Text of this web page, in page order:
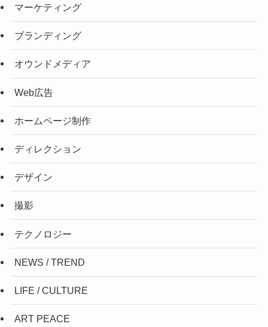
マーケティング
ブランディング
オウンドメディア
Web広告
ホームページ制作
ディレクション
デザイン
撮影
テクノロジー
NEWS / TREND
LIFE / CULTURE
ART PEACE